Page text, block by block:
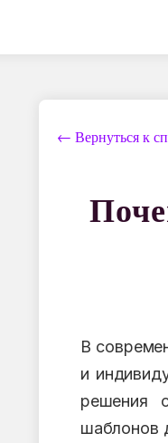
← Вернуться к
В
и
решения
шаблонов